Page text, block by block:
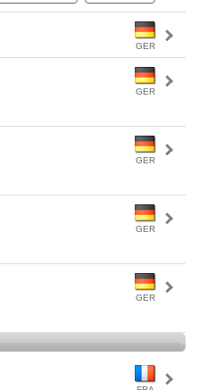
GER
GER
GER
GER
GER